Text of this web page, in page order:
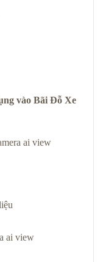
vào Bãi Đỗ Xe